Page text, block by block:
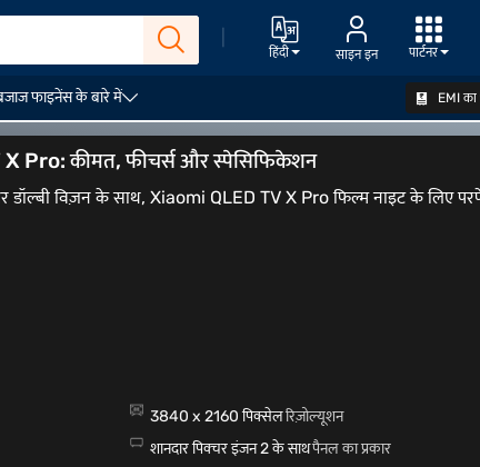
हिंदी साइन इन पार्टनर
फाइनेंस के बारे में EMI
Pro: कीमत, फीचर्स और स्पेसिफिकेशन
डॉल्बी विज़न के साथ, Xiaomi QLED TV X Pro फिल्म नाइट के लिए
3840 x 2160 पिक्सेलरिज़ोल्यूशन
शानदार पिक्चर इंजन 2 के साथपैनल का प्रकार